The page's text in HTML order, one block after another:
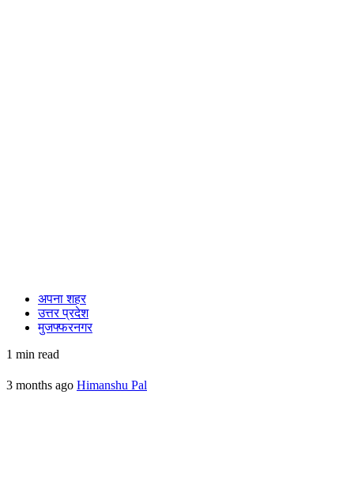
अपना शहर
उत्तर प्रदेश
मुजफ्फरनगर
1 min read
3 months ago Himanshu Pal